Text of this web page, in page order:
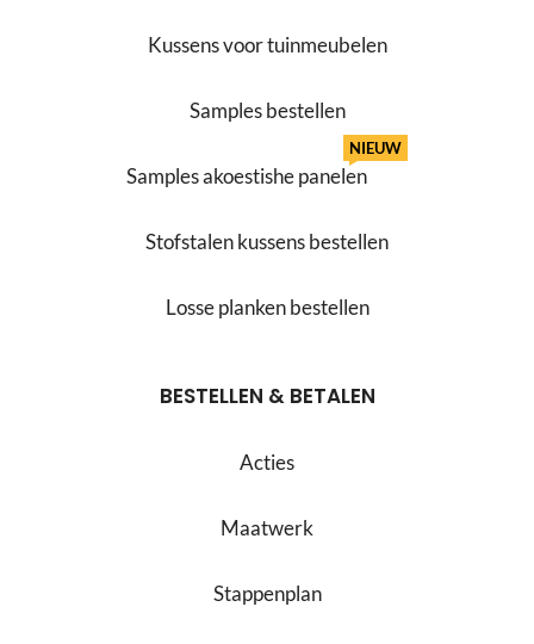
Kussens voor tuinmeubelen
Samples bestellen
Samples akoestishe panelen
NIEUW
Stofstalen kussens bestellen
Losse planken bestellen
BESTELLEN & BETALEN
Acties
Maatwerk
Stappenplan